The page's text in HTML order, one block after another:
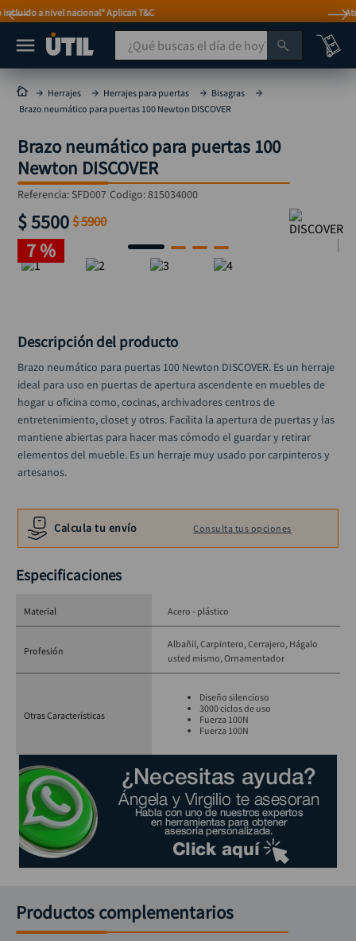
Atención personalizada por WhatsApp
¿Qué buscas el día de hoy?
Herrajes Herrajes para puertas
Bisagras
Brazo neumático para puertas 100 Newton DISCOVER
Brazo neumático para puertas 100
Newton DISCOVER
Referencia: SFD007 Codigo:815034000
$5500 $5900
7 %
Descripción del producto
Brazo neumático para puertas 100 Newton DISCOVER. Es un herraje
ideal para uso en puertas de apertura ascendente en muebles de
hogar u oficina como, cocinas, archivadores centros de
entretenimiento, closet y otros. Facilita la apertura de puertas y las
mantiene abiertas para hacer mas cómodo el guardar y retirar
elementos del mueble. Es un herraje muy usado por carpinteros y
artesanos.
Calcula tu envío Consulta tus opciones
Especificaciones
Material Acero - plástico
Profesión
Albañil Carpintero Cerrajero Hágalo
usted mismo Ornamentador
Otras Características
Diseño silencioso
3000 ciclos de uso
Fuerza 100N
Fuerza 100N
Productos complementarios
MÁS BUSCADOS
taladro
taladros pulidoras
compresor
sierra circular
mototool
broca
rodachina
ruteadora